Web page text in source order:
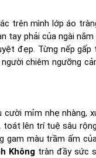
trên mình lớp áo
tay phải của ngài
đẹp. Từng nếp
người chiêm ngưỡng
mỉm nhẹ nhàng,
toát lên trí tuệ sâu
gam màu trầm ấm
Khôngtràn đầy sức